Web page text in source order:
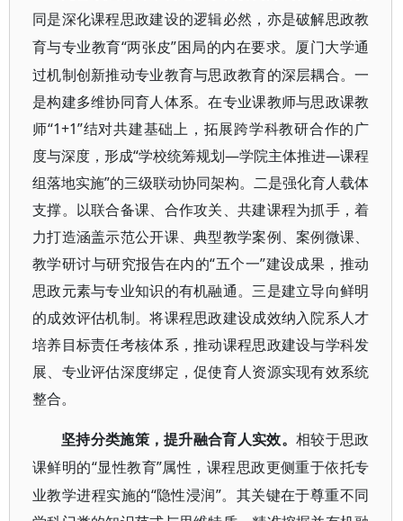
同是深化课程思政建设的逻辑必然，亦是破解思政教
育与专业教育“两张皮”困局的内在要求。厦门大学通
过机制创新推动专业教育与思政教育的深层耦合。一
是构建多维协同育人体系。在专业课教师与思政课教
师“1+1”结对共建基础上，拓展跨学科教研合作的广
度与深度，形成“学校统筹规划—学院主体推进—课程
组落地实施”的三级联动协同架构。二是强化育人载体
支撑。以联合备课、合作攻关、共建课程为抓手，着
力打造涵盖示范公开课、典型教学案例、案例微课、
教学研讨与研究报告在内的“五个一”建设成果，推动
思政元素与专业知识的有机融通。三是建立导向鲜明
的成效评估机制。将课程思政建设成效纳入院系人才
培养目标责任考核体系，推动课程思政建设与学科发
展、专业评估深度绑定，促使育人资源实现有效系统
整合。
坚持分类施策，提升融合育人实效。 相较于思政
课鲜明的“显性教育”属性，课程思政更侧重于依托专
业教学进程实施的“隐性浸润”。其关键在于尊重不同